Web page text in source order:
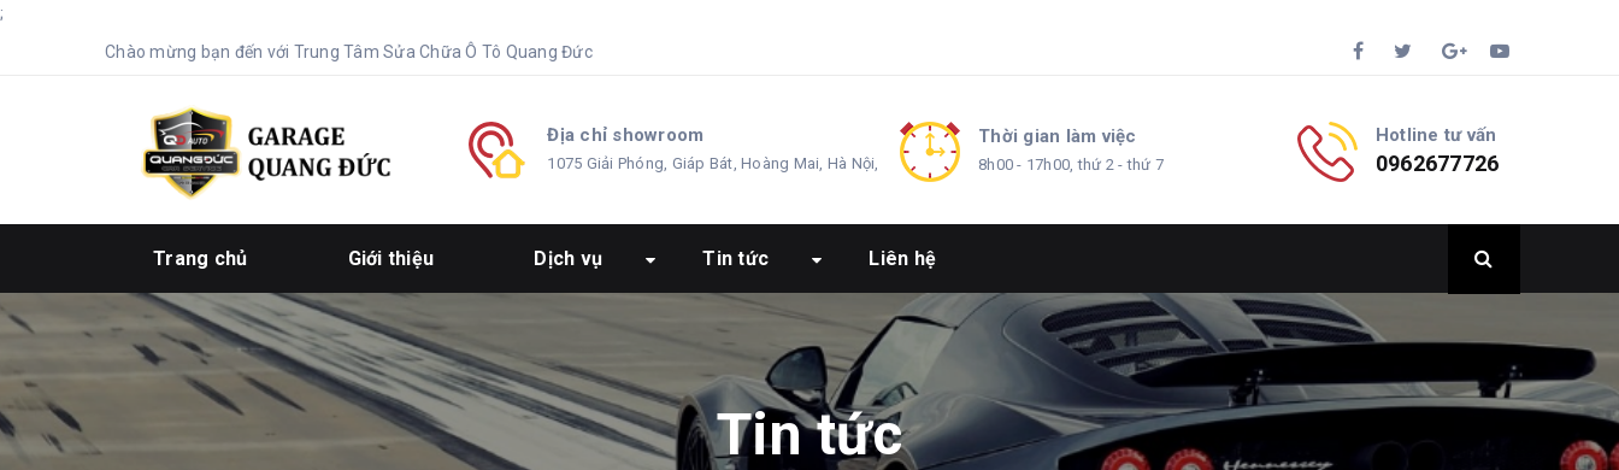
;
Chào mừng bạn đến với Trung Tâm Sửa Chữa Ô Tô Quang Đức
Địa chỉ showroom
1075 Giải Phóng, Giáp Bát, Hoàng Mai, Hà Nội,
Thời gian làm việc
8h00 - 17h00, thứ 2 - thứ 7
Hotline tư vấn
0962677726
Trang chủ Giới thiệu Dịch vụ Tin tức Liên hệ
Tin tức